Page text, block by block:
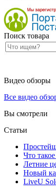
Поиск товара
Видео обзоры
Все видео
Вы смотрели
Статьи
Что
Летние
Новый
LiveU